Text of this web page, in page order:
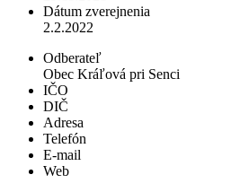
Dátum zverejnenia
2.2.2022
Odberateľ
Obec Kráľová pri Senci
IČO
DIČ
Adresa
Telefón
E-mail
Web